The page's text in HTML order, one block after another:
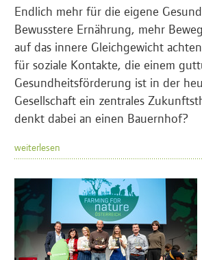
Endlich mehr für die eigene
Bewusstere Ernährung, mehr
auf das innere Gleichgewicht
für soziale Kontakte, die einem
Gesundheitsförderung ist in der
Gesellschaft ein zentrales
denkt dabei an einen Bauernhof?
weiterlesen